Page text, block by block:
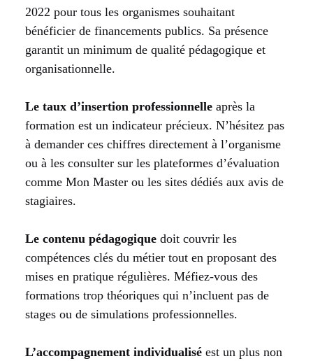
2022 pour tous les organismes souhaitant
bénéficier de financements publics. Sa présence
garantit un minimum de qualité pédagogique et
organisationnelle.
Le taux d’insertion professionnelle après la
formation est un indicateur précieux. N’hésitez pas
à demander ces chiffres directement à l’organisme
ou à les consulter sur les plateformes d’évaluation
comme Mon Master ou les sites dédiés aux avis de
stagiaires.
Le contenu pédagogique doit couvrir les
compétences clés du métier tout en proposant des
mises en pratique régulières. Méfiez-vous des
formations trop théoriques qui n’incluent pas de
stages ou de simulations professionnelles.
L’accompagnement individualisé est un plus non